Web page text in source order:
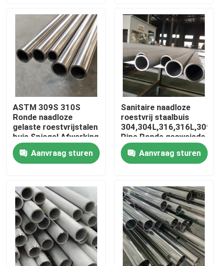
Videos
Ongeveer ons
Fabrieksreis
Kwaliteitscontrole
Nieuws
Gevallen
ss naadloze buis
ASTM 309S 310S
Ronde naadloze
gelaste roestvrijstalen
buis Spiegel Afwerking
Gepolijst
Aanvraag sturen
Sanitaire naadloze
roestvrij staalbuis
Pipe Ronde gesweisde
buizen
Aanvraag sturen